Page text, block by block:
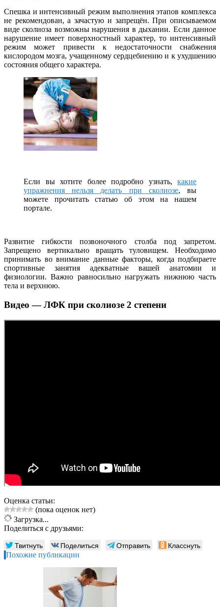
Спешка и интенсивный режим выполнения этапов комплекса
не рекомендован, а зачастую и запрещён. При описываемом
виде сколиоза возможны нарушения в дыхании. Если данное
нарушение имеет поверхностный характер, то интенсивный
режим может привести к недостаточности снабжения
кислородом мозга, учащенному сердцебиению и к ухудшению
состояния общего характера.
Если вы хотите более подробно узнать, какие
упражнения нельзя делать при сколиозе, вы
можете прочитать статью об этом на нашем
портале.
Развитие гибкости позвоночного столба под запретом.
Запрещено вертикально вращать туловищем. Необходимо
принимать во внимание данные факторы, когда подбираете
спортивные занятия адекватные вашей анатомии и
физиологии. Важно равносильно нагружать нижнюю часть
тела и верхнюю.
Видео — ЛФК при сколиозе 2 степени
Оценка статьи:
(пока оценок нет)
Загрузка...
Поделиться с друзьями:
Твитнуть Поделиться Отправить Класснуть
Похожие публикации